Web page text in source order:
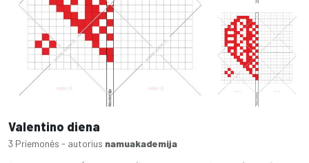
Valentino diena
3 Priemonės - autorius namuakademija